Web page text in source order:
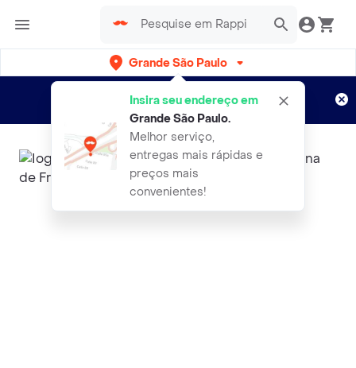
Grande São Paulo
Insira seu endereço em
Grande São Paulo.
Melhor serviço,
entregas mais rápidas e
preços mais
convenientes!
Entregas grátis por 15 dias!
Aplicam T&C